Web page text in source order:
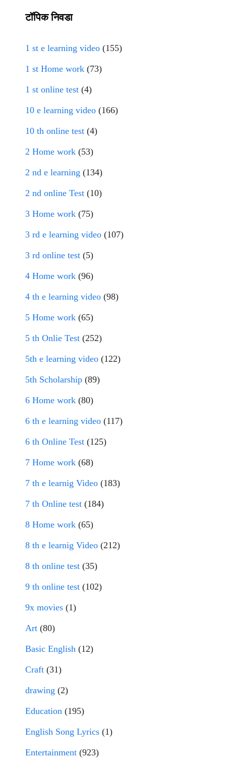
टॉपिक निवडा
1 st e learning video (155)
1 st Home work (73)
1 st online test (4)
10 e learning video (166)
10 th online test (4)
2 Home work (53)
2 nd e learning (134)
2 nd online Test (10)
3 Home work (75)
3 rd e learning video (107)
3 rd online test (5)
4 Home work (96)
4 th e learning video (98)
5 Home work (65)
5 th Onlie Test (252)
5th e learning video (122)
5th Scholarship (89)
6 Home work (80)
6 th e learning video (117)
6 th Online Test (125)
7 Home work (68)
7 th e learnig Video (183)
7 th Online test (184)
8 Home work (65)
8 th e learnig Video (212)
8 th online test (35)
9 th online test (102)
9x movies (1)
Art (80)
Basic English (12)
Craft (31)
drawing (2)
Education (195)
English Song Lyrics (1)
Entertainment (923)